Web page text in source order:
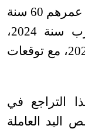
القادمة، حيث بلغت نسبة من يفوق عمرهم 60 سنة
حوالي 13,8 في المئة في المغرب سنة 2024،
و10,5 في المئة في الجزائر سنة 2023، مع توقعات
التراجع في
اليد العاملة